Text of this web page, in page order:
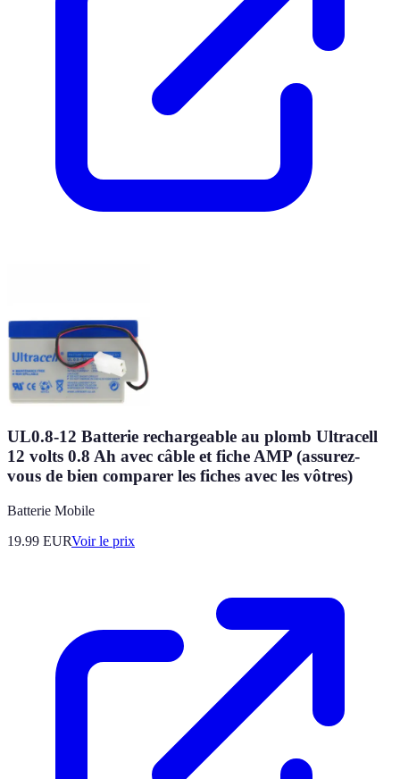
UL0.8-12 Batterie rechargeable au plomb Ultracell
12 volts 0.8 Ah avec câble et fiche AMP (assurez-
vous de bien comparer les fiches avec les vôtres)
Batterie Mobile
19.99 EURVoir le prix